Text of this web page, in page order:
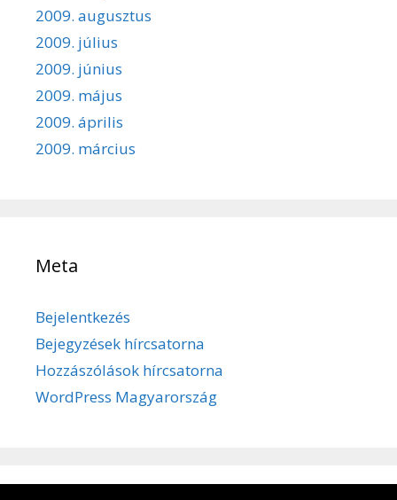
2009. augusztus
2009. július
2009. június
2009. május
2009. április
2009. március
Meta
Bejelentkezés
Bejegyzések hírcsatorna
Hozzászólások hírcsatorna
WordPress Magyarország